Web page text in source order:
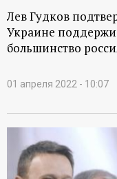
Лев Гудков
Украине
большинство
01 апреля 2022 - 10:07